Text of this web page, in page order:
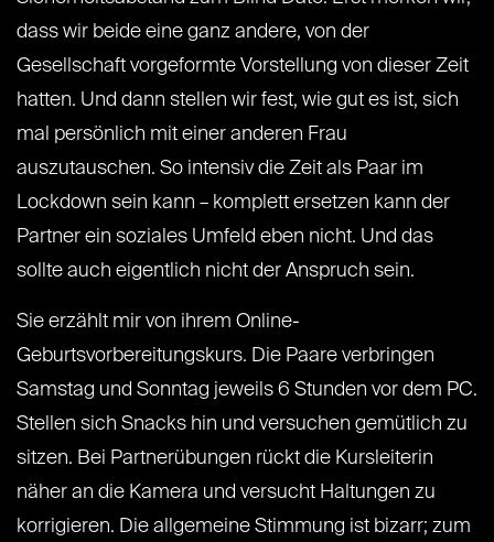
dass wir beide eine ganz andere, von der
Gesellschaft vorgeformte Vorstellung von dieser Zeit
hatten. Und dann stellen wir fest, wie gut es ist, sich
mal persönlich mit einer anderen Frau
auszutauschen. So intensiv die Zeit als Paar im
Lockdown sein kann – komplett ersetzen kann der
Partner ein soziales Umfeld eben nicht. Und das
sollte auch eigentlich nicht der Anspruch sein.
Sie erzählt mir von ihrem Online-
Geburtsvorbereitungskurs. Die Paare verbringen
Samstag und Sonntag jeweils 6 Stunden vor dem PC.
Stellen sich Snacks hin und versuchen gemütlich zu
sitzen. Bei Partnerübungen rückt die Kursleiterin
näher an die Kamera und versucht Haltungen zu
korrigieren. Die allgemeine Stimmung ist bizarr; zum